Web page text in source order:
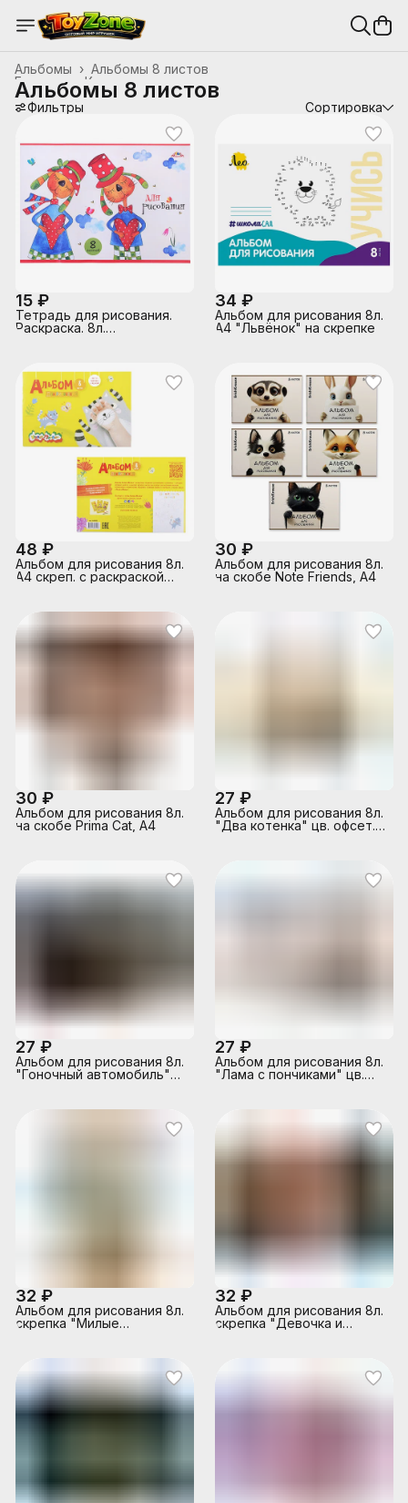
Альбомы 8 листов
Альбомы ›
Канцтовары, школьные принадлежности
Главная
Альбомы 8 листов
Фильтры Сортировка
15 ₽
Тетрадь для рисования.
Раскраска. 8л.
34 ₽
Альбом для рисования 8л.
A4 "Львёнок" на скрепке
48 ₽
Альбом для рисования 8л.
А4 скреп. с раскраской
30 ₽
Альбом для рисования 8л.
на скобе Note Friends, А4
30 ₽
Альбом для рисования 8л.
на скобе Prima Cat, А4
27 ₽
Альбом для рисования 8л.
"Два котенка" цв. офсет.
27 ₽
Альбом для рисования 8л.
"Гоночный автомобиль"
27 ₽
Альбом для рисования 8л.
"Лама с пончиками" цв.
32 ₽
Альбом для рисования 8л.
скрепка "Милые
32 ₽
Альбом для рисования 8л.
скрепка "Девочка и